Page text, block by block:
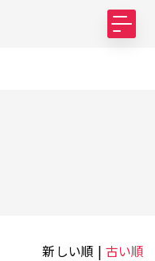
新しい順 | 古い順